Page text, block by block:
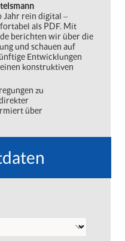
Jahr rein digital ‒
als PDF. Mit
berichten wir über die
und schauen auf
Entwicklungen
konstruktiven
zu
über